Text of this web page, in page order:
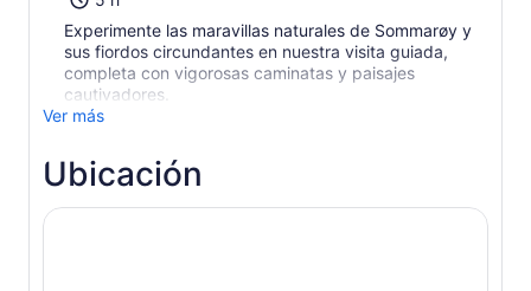
Experimente las maravillas naturales de Sommarøy y
sus fiordos circundantes en nuestra visita guiada,
completa con vigorosas caminatas y paisajes
cautivadores.
Ver más
Ubicación